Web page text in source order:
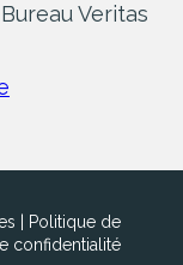
Veritas
Politique de
confidentialité